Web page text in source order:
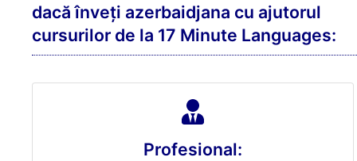
dacă înveți azerbaidjana cu ajutorul
cursurilor de la 17 Minute Languages:
Profesional: